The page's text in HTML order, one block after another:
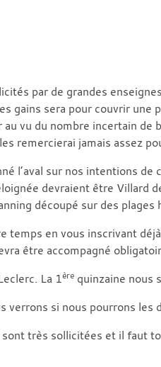
par de grandes
gains sera pour couvrir
au vu du nombre incertain
remercierai jamais assez
l’aval sur nos intentions
devraient être Villard
découpé sur des
temps en vous inscrivant
être accompagné
La 1ère quinzaine nous
verrons si nous pourrons
très sollicitées et il faut